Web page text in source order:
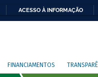
ACESSO À INFORMAÇÃO
FINANCIAMENTOS